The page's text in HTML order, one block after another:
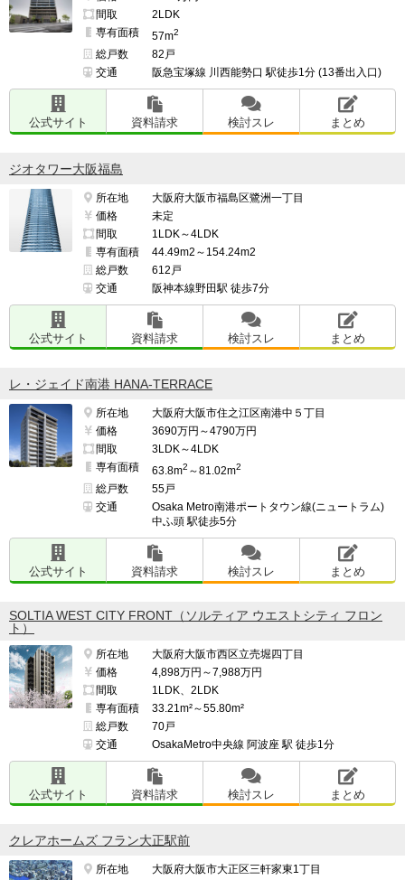
間取
2LDK
専有面積
57m2
総戸数
82戸
交通
阪急宝塚線 川西能勢口 駅徒歩1分 (13番出入口)
公式サイト 資料請求 検討スレ まとめ
ジオタワー大阪福島
所在地
大阪府大阪市福島区鷺洲一丁目
価格
未定
間取
1LDK～4LDK
専有面積
44.49m2～154.24m2
総戸数
612戸
交通
阪神本線野田駅 徒歩7分
公式サイト 資料請求 検討スレ まとめ
レ・ジェイド南港 HANA-TERRACE
所在地
大阪府大阪市住之江区南港中５丁目
価格
3690万円～4790万円
間取
3LDK～4LDK
専有面積
63.8m2 ～81.02m2
総戸数
55戸
交通
Osaka Metro南港ポートタウン線(ニュートラム)
中ふ頭 駅徒歩5分
公式サイト 資料請求 検討スレ まとめ
SOLTIA WEST CITY FRONT（ソルティア ウエストシティ フロン
ト）
所在地
大阪府大阪市西区立売堀四丁目
価格
4,898万円～7,988万円
間取
1LDK、2LDK
専有面積
33.21m²～55.80m²
総戸数
70戸
交通
OsakaMetro中央線 阿波座 駅 徒歩1分
公式サイト 資料請求 検討スレ まとめ
クレアホームズ フラン大正駅前
所在地
大阪府大阪市大正区三軒家東1丁目